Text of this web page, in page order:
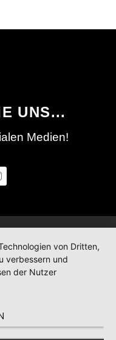
UNS...
Medien!
von Dritten,
verbessern und
der Nutzer